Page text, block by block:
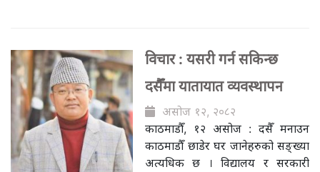
विचार : यसरी गर्न सकिन्छ
दसैँमा यातायात व्यवस्थापन
असोज १२, २०८२
काठमाडौँ, १२ असोज : दसैँ मनाउन
काठमाडौँ छाडेर घर जानेहरुको सङ्ख्या
अत्यधिक छ । विद्यालय र सरकारी